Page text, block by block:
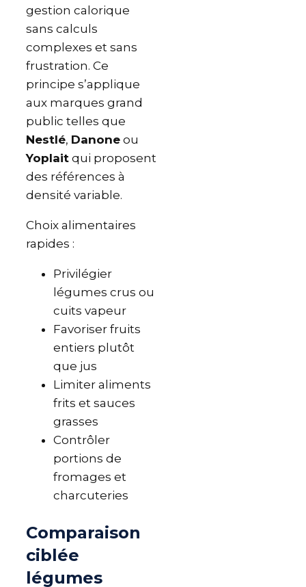
gestion calorique
sans calculs
complexes et sans
frustration. Ce
principe s’applique
aux marques grand
public telles que
Nestlé, Danone ou
Yoplait qui proposent
des références à
densité variable.
Choix alimentaires
rapides :
Privilégier
légumes crus ou
cuits vapeur
Favoriser fruits
entiers plutôt
que jus
Limiter aliments
frits et sauces
grasses
Contrôler
portions de
fromages et
charcuteries
Comparaison
ciblée
légumes